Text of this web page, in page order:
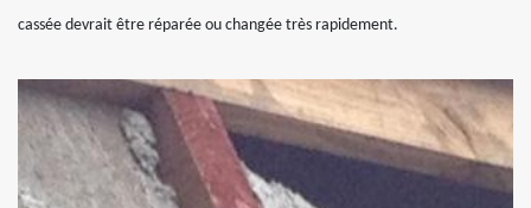
cassée devrait être réparée ou changée très rapidement.